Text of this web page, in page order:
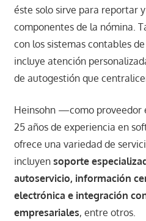
éste solo sirve para reportar
componentes de la nómina.
con los sistemas contables
incluye atención
de autogestión que
Heinsohn —como proveedor
25 años de experiencia en
ofrece una variedad de
incluyen soporte
autoservicio, información
electrónica e integración
empresariales, entre otros.